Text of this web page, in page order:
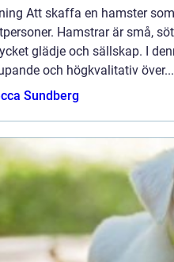
Att skaffa en hamster
Hamstrar är små,
glädje och sällskap. I
och högkvalitativ över...
Sundberg